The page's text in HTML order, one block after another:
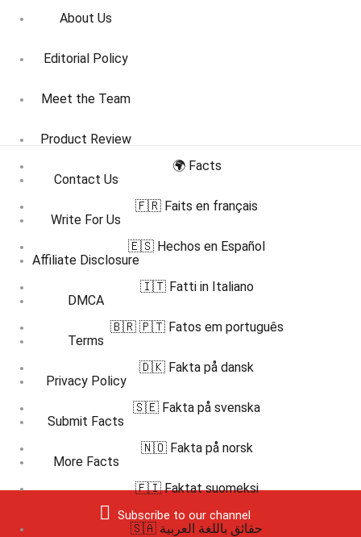
About Us
Editorial Policy
Meet the Team
Product Review
Contact Us
Write For Us
Affiliate Disclosure
DMCA
Terms
Privacy Policy
Submit Facts
More Facts
Subscribe to our channel
🌍 Facts
🇫🇷 Faits en français
🇪🇸 Hechos en Español
🇮🇹 Fatti in Italiano
🇧🇷 🇵🇹 Fatos em português
🇩🇰 Fakta på dansk
🇸🇪 Fakta på svenska
🇳🇴 Fakta på norsk
🇫🇮 Faktat suomeksi
🇸🇦 حقائق باللغة العربية